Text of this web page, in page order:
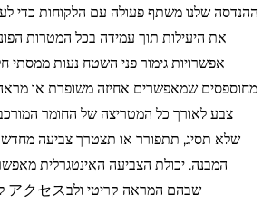
ההנדסה שלנו משתף פעולה עם הלקוחות כדי
את היעילות תוך עמידה בכל המטרות
אפשרויות גימור פני השטח נעות ממסתי
מחוספסים שמאפשרים אחיזה משופרת או
צבע לאורך כל המטריצה של החומר
שלא תסיג, תתפורר או תצטרך צביעה מחדש
המבנה. יכולת הצביעה האינטגרלית
שבהם המראה קריטי ולבアクセス לתיקון ולתחזוקה מוגבל.